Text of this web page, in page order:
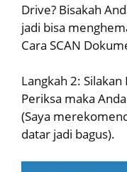
Drive? Bisakah
jadi bisa
Cara SCAN
Langkah 2:
Periksa maka
(Saya
datar jadi bagus).